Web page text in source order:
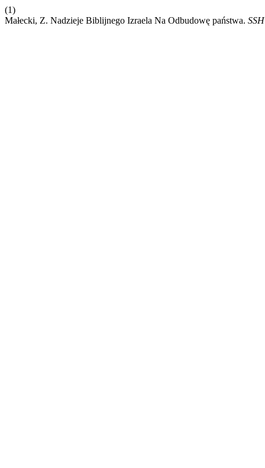
(1)
Małecki, Z. Nadzieje Biblijnego Izraela Na Odbudowę państwa.